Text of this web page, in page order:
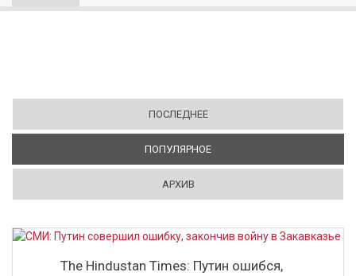
ПОСЛЕДНЕЕ
ПОПУЛЯРНОЕ
АРХИВ
The Hindustan Times: Путин ошибся,